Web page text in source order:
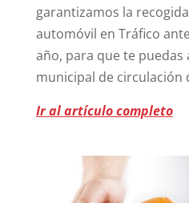
garantizamos la
automóvil en Tráfico
año, para que te
municipal de circulación
Ir al artículo completo